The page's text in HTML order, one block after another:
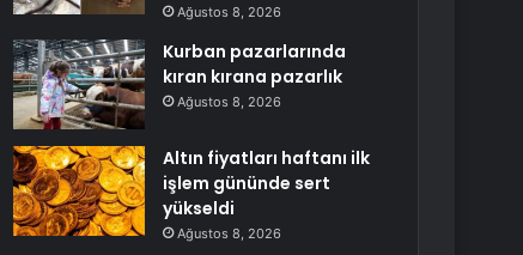
Ağustos 8, 2026
Kurban pazarlarında
kıran kırana pazarlık
Ağustos 8, 2026
Altın fiyatları haftanı ilk
işlem gününde sert
yükseldi
Ağustos 8, 2026